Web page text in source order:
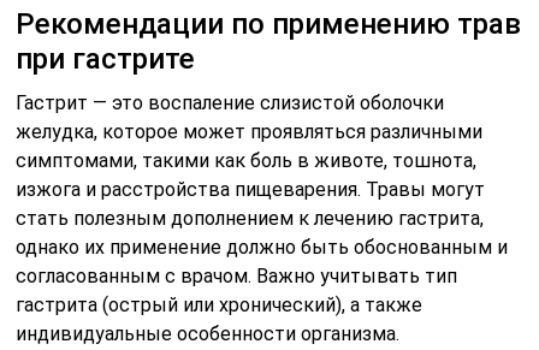
Рекомендации по применению трав
при гастрите
Гастрит — это воспаление слизистой оболочки
желудка, которое может проявляться различными
симптомами, такими как боль в животе, тошнота,
изжога и расстройства пищеварения. Травы могут
стать полезным дополнением к лечению гастрита,
однако их применение должно быть обоснованным и
согласованным с врачом. Важно учитывать тип
гастрита (острый или хронический), а также
индивидуальные особенности организма.